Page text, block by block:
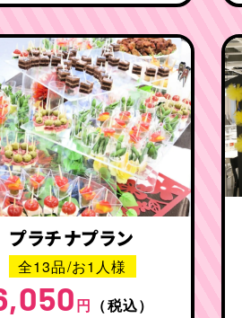
プラチナプラン
全13品/お1人様
円 （税込）